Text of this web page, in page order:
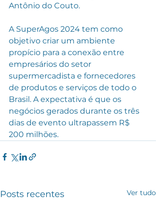
Antônio do Couto.
A SuperAgos 2024 tem como
objetivo criar um ambiente
propício para a conexão entre
empresários do setor
supermercadista e fornecedores
de produtos e serviços de todo o
Brasil. A expectativa é que os
negócios gerados durante os três
dias de evento ultrapassem R$
200 milhões.
Posts recentes Ver tudo